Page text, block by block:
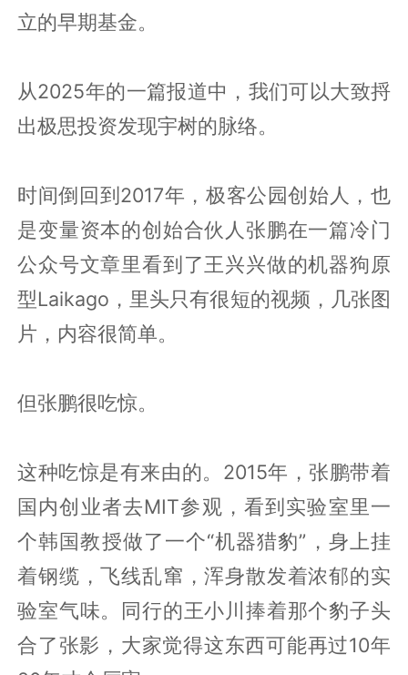
立的早期基金。
从2025年的一篇报道中，我们可以大致捋
出极思投资发现宇树的脉络。
时间倒回到2017年，极客公园创始人，也
是变量资本的创始合伙人张鹏在一篇冷门
公众号文章里看到了王兴兴做的机器狗原
型Laikago，里头只有很短的视频，几张图
片，内容很简单。
但张鹏很吃惊。
这种吃惊是有来由的。2015年，张鹏带着
国内创业者去MIT参观，看到实验室里一
个韩国教授做了一个“机器猎豹”，身上挂
着钢缆，飞线乱窜，浑身散发着浓郁的实
验室气味。同行的王小川捧着那个豹子头
合了张影，大家觉得这东西可能再过10年